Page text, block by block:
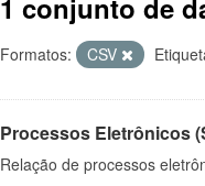
1 conjunto de
Formatos: CSV
Processos Eletrônicos
Relação de processos